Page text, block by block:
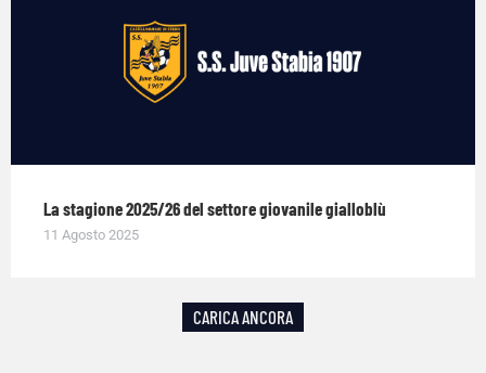
La stagione 2025/26 del settore giovanile gialloblù
11 Agosto 2025
CARICA ANCORA